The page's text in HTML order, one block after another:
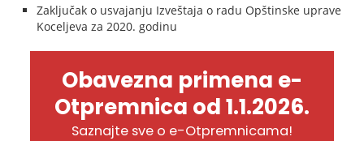
Zaključak o usvajanju Izveštaja o radu Opštinske uprave
Koceljeva za 2020. godinu
Obavezna primena e-
Otpremnica od 1.1.2026.
Saznajte sve o e-Otpremnicama!